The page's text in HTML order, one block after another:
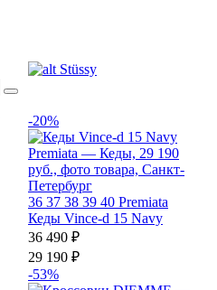
Stüssy
-20%
36 37 38 39 40 Premiata
Кеды Vince-d 15 Navy
36 490 ₽
29 190 ₽
-53%